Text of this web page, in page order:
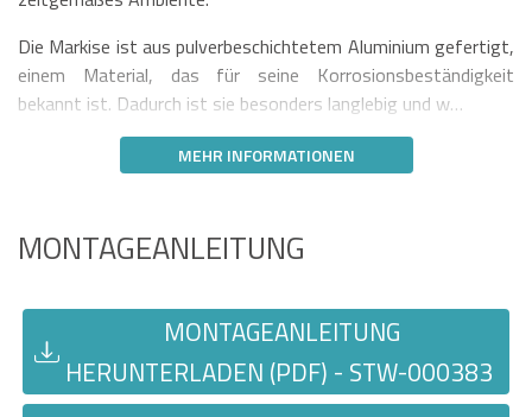
Die Markise ist aus pulverbeschichtetem Aluminium gefertigt,
einem Material, das für seine Korrosionsbeständigkeit
bekannt ist. Dadurch ist sie besonders langlebig und w…
MEHR INFORMATIONEN
MONTAGEANLEITUNG
MONTAGEANLEITUNG
HERUNTERLADEN (PDF) - STW-000383